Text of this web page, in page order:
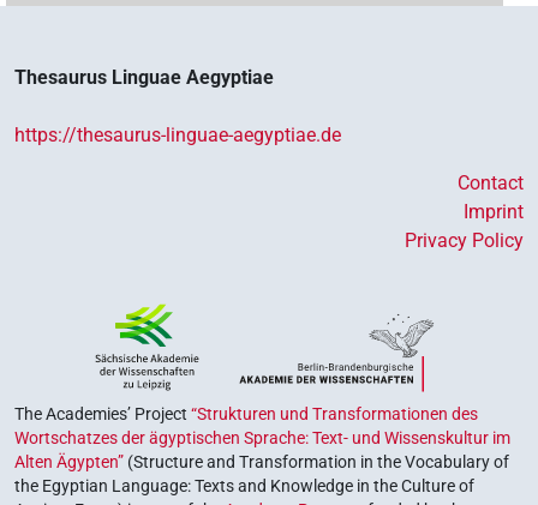
Thesaurus Linguae Aegyptiae
https://thesaurus-linguae-aegyptiae.de
Contact
Imprint
Privacy Policy
The Academies’ Project “Strukturen und Transformationen des
Wortschatzes der ägyptischen Sprache: Text- und Wissenskultur im
Alten Ägypten” (Structure and Transformation in the Vocabulary of
the Egyptian Language: Texts and Knowledge in the Culture of